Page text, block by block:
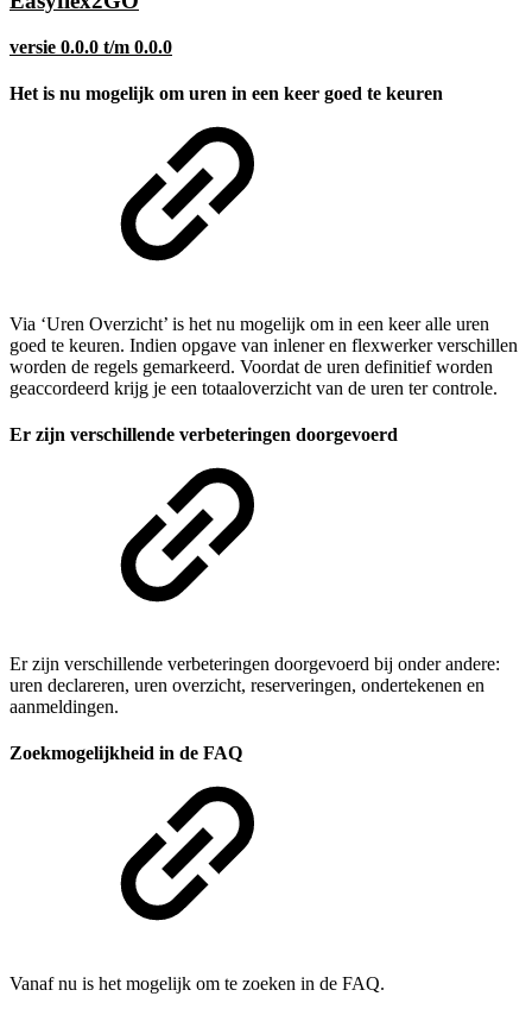
versie 0.0.0 t/m 0.0.0
Het is nu mogelijk om uren in een keer goed te keuren
Via ‘Uren Overzicht’ is het nu mogelijk om in een keer alle uren
goed te keuren. Indien opgave van inlener en flexwerker verschillen
worden de regels gemarkeerd. Voordat de uren definitief worden
geaccordeerd krijg je een totaaloverzicht van de uren ter controle.
Er zijn verschillende verbeteringen doorgevoerd
Er zijn verschillende verbeteringen doorgevoerd bij onder andere:
uren declareren, uren overzicht, reserveringen, ondertekenen en
aanmeldingen.
Zoekmogelijkheid in de FAQ
Vanaf nu is het mogelijk om te zoeken in de FAQ.